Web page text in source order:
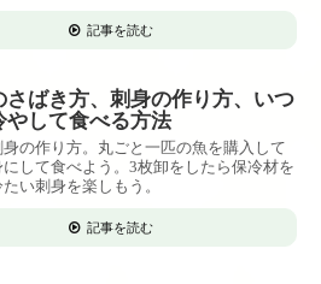
記事を読む
さばき方、刺身の作り方、いつ
やして食べる方法
の作り方。丸ごと一匹の魚を購入して
にして食べよう。3枚卸をしたら保冷材を
い刺身を楽しもう。
記事を読む